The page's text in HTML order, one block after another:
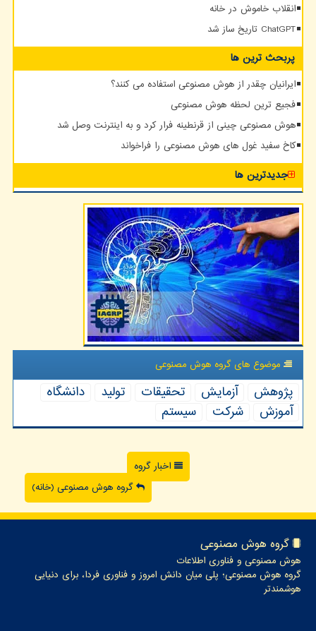
انقلاب خاموش در خانه
ChatGPT تاریخ ساز شد
پربحث ترین ها
ایرانیان چقدر از هوش مصنوعی استفاده می کنند؟
فجیع ترین لحظه هوش مصنوعی
هوش مصنوعی چینی از قرنطینه فرار کرد و به اینترنت وصل شد
کاخ سفید غول های هوش مصنوعی را فراخواند
جدیدترین ها
موضوع های گروه هوش مصنوعی
پژوهش آزمایش تحقیقات تولید
دانشگاه
آموزش
شركت سیستم
اخبار گروه
گروه هوش مصنوعی (خانه)
گروه هوش مصنوعی
هوش مصنوعی و فناوری اطلاعات
گروه هوش مصنوعی؛ پلی میان دانش امروز و فناوری فردا، برای دنیایی
هوشمندتر